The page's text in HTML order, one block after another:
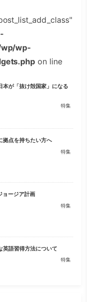
wp-
on line
本が「抜け殻国家」になる
特集
拠点を持ちたい方へ
特集
ョージア計画
特集
英語習得方法について
特集